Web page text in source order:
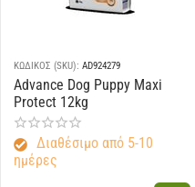
ΚΩΔΙΚΟΣ (SKU): AD924279
Advance Dog Puppy Maxi
Protect 12kg
Διαθέσιμο από 5-10
ημέρες